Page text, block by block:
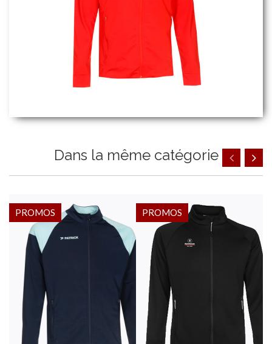
Dans la même catégorie
PROMOS PROMOS